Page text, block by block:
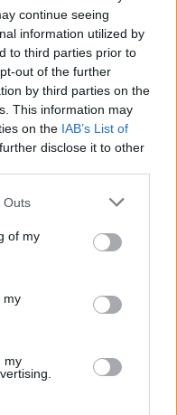
continue seeing
information utilized by
to third parties prior to
out of the further
by third parties on the
This information may
on the IAB’s List of
disclose it to other
Outs
of my
my
my
Κάτι τέτοιο
οι Γάλλοι.
να μπορεί να
η Τούμπα, το
ή το
League και οι
κάρβουνα.
που έχουν
στιγμής.
για να